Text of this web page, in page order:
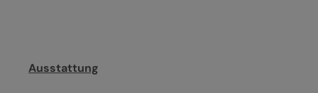
Ausstattung